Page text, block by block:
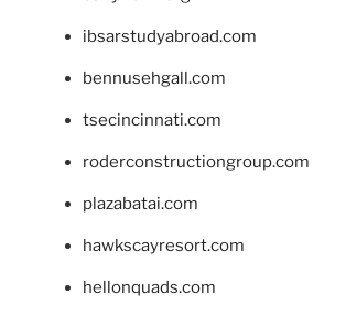
ibsarstudyabroad.com
bennusehgall.com
tsecincinnati.com
roderconstructiongroup.com
plazabatai.com
hawkscayresort.com
hellonquads.com